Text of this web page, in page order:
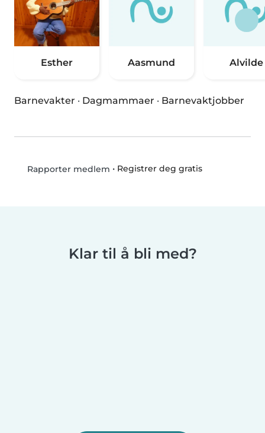
Esther Aasmund Alvilde
Barnevakter · Dagmammaer · Barnevaktjobber
Rapporter medlem • Registrer deg gratis
Klar til å bli med?